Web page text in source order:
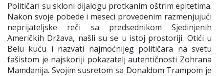
Političari su skloni dijalogu protkanim oštrim epitetima.
Nakon svoje pobede i meseci provedenim razmenjujući
neprijateljske reči sa predsednikom Sjedinjenih
Američkih Država, našli su se u istoj prostoriji. Otići u
Belu kuću i nazvati najmoćnijeg političara na svetu
fašistom je najskoriji pokazatelj autentičnosti Zohrana
Mamdanija. Svojim susretom sa Donaldom Trampom je